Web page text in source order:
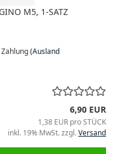
M5, 1-SATZ
(Ausland
6,90 EUR
1,38 EUR pro STÜCK
inkl. 19% MwSt. zzgl.Versand